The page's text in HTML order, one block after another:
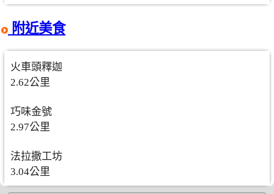
附近美食
火車頭釋迦
2.62公里
巧味金號
2.97公里
法拉撒工坊
3.04公里